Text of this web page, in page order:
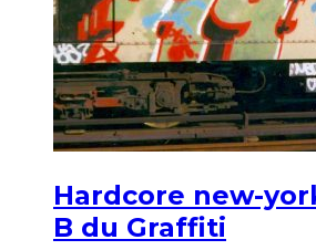
Hardcore new-
B du Graffiti